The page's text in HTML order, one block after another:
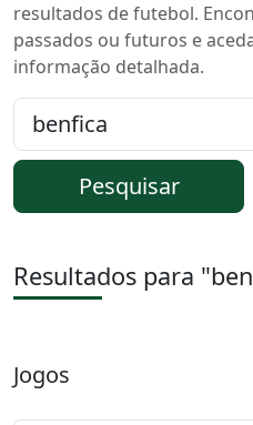
resultados de futebol.
passados ou futuros e
informação detalhada.
Pesquisar
Pesquisar
Resultados para
Jogos